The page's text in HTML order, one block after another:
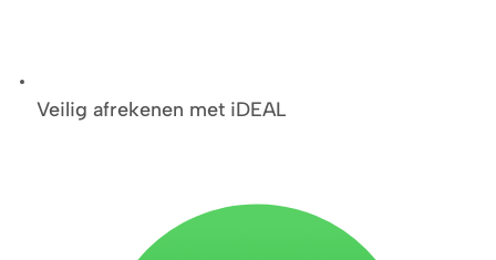
Veilig afrekenen met iDEAL